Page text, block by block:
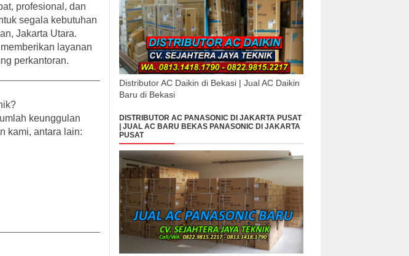
profesional, dan
segala kebutuhan
Jakarta Utara.
layanan
perkantoran.
keunggulan
kami, antara lain:
Distributor AC Daikin di Bekasi | Jual AC Daikin
Baru di Bekasi
DISTRIBUTOR AC PANASONIC DI JAKARTA PUSAT
| JUAL AC BARU BEKAS PANASONIC DI JAKARTA
PUSAT